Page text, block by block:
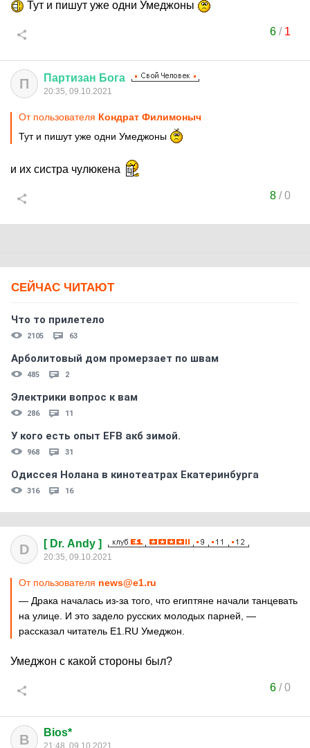
Тут и пишут уже одни Умеджоны
6/ 1
П Партизан Бога
20:35, 09.10.2021
От пользователя Кондрат Филимоныч
Тут и пишут уже одни Умеджоны
и их систра чулюкена
8/0
СЕЙЧАС ЧИТАЮТ
Что то прилетело
2105 63
Арболитовый дом промерзает по швам
485 2
Электрики вопрос к вам
286 11
У кого есть опыт EFB акб зимой.
968 31
Одиссея Нолана в кинотеатрах Екатеринбурга
316 16
D [ Dr. Andy ]
20:35, 09.10.2021
От пользователя news@e1.ru
— Драка началась из-за того, что египтяне начали танцевать
на улице. И это задело русских молодых парней, —
рассказал читатель Е1.RU Умеджон.
Умеджон с какой стороны был?
6/0
B Bios*
21:48, 09.10.2021